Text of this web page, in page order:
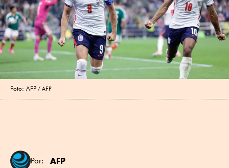
Foto: AFP AFP
Por: AFP